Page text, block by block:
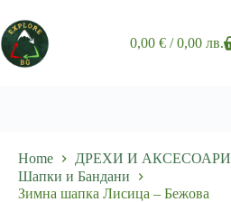
to
content
Shopping
0,00€ / 0,00 лв.
Home
ДРЕХИ И АКСЕСОАРИ
Шапки и Бандани
Зимна шапка Лисица – Бежова